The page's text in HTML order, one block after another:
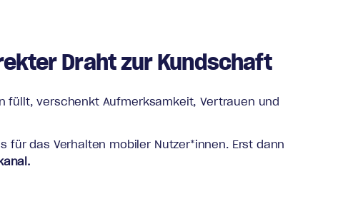
Draht zur Kundschaft
füllt, verschenkt Aufmerksamkeit, Vertrauen und
für das Verhalten mobiler Nutzer*innen. Erst dann